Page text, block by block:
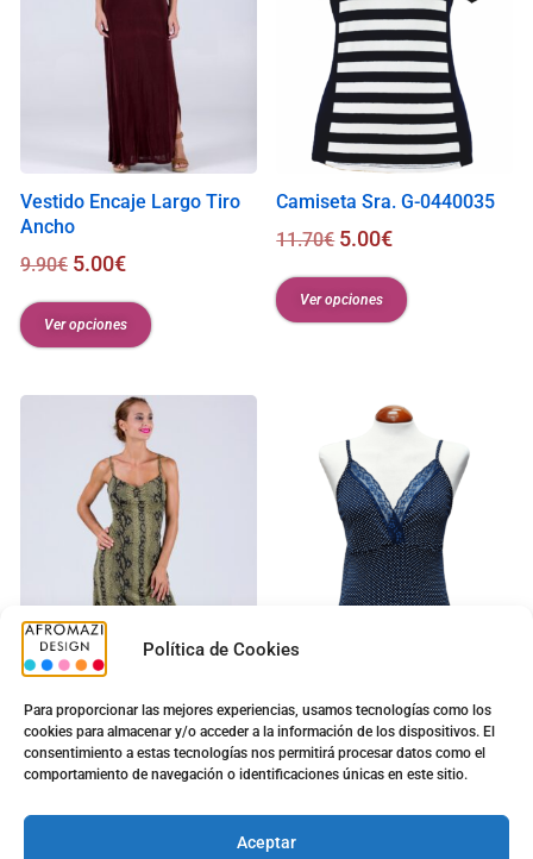
Política de Cookies
Para proporcionar las mejores experiencias, usamos tecnologías como los
cookies para almacenar y/o acceder a la información de los dispositivos. El
consentimiento a estas tecnologías nos permitirá procesar datos como el
comportamiento de navegación o identificaciones únicas en este sitio.
Aceptar
Vestido Encaje Largo Tiro
Ancho
9.90€ 5.00€
Ver opciones
Camiseta Sra. G-0440035
11.70€ 5.00€
Ver opciones
Vestido Serpiente Largo
con Copa
Top Sra. G-0430085
9.70€ 5.00€